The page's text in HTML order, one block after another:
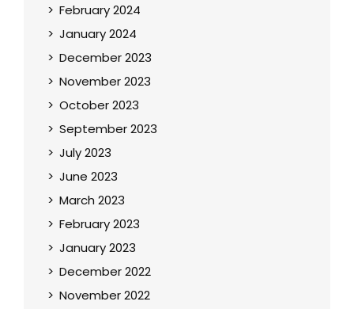
February 2024
January 2024
December 2023
November 2023
October 2023
September 2023
July 2023
June 2023
March 2023
February 2023
January 2023
December 2022
November 2022